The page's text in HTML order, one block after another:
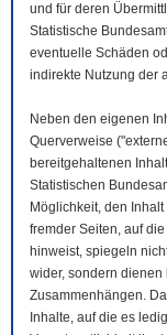
und für deren
Statistische
eventuelle Schäden
indirekte Nutzung der
Neben den eigenen
Querverweise
bereitgehaltenen
Statistischen
Möglichkeit, den
fremder Seiten, auf
hinweist, spiegeln
wider, sondern
Zusammenhängen.
Inhalte, auf die es